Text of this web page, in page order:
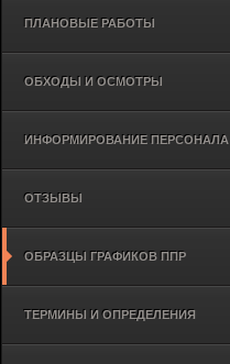
ПЛАНОВЫЕ РАБОТЫ
ОБХОДЫ И ОСМОТРЫ
ИНФОРМИРОВАНИЕ ПЕРСОНАЛА
ОТЗЫВЫ
ОБРАЗЦЫ ГРАФИКОВ ППР
ТЕРМИНЫ И ОПРЕДЕЛЕНИЯ